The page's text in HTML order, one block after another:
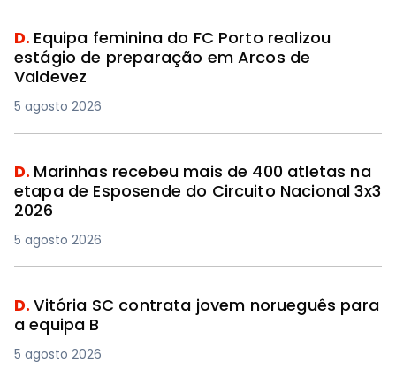
D. Equipa feminina do FC Porto realizou
estágio de preparação em Arcos de
Valdevez
5 agosto 2026
D. Marinhas recebeu mais de 400 atletas na
etapa de Esposende do Circuito Nacional 3x3
2026
5 agosto 2026
D.Vitória SC contrata jovem norueguês para
a equipa B
5 agosto 2026